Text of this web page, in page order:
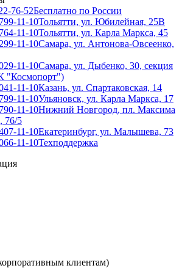
76-52Бесплатно по России
11-10Тольятти, ул. Юбилейная, 25В
11-10Тольятти, ул. Карла Маркса, 45
11-10Самара, ул. Антонова-Овсеенко,
11-10Самара, ул. Дыбенко, 30, секция
"Космопорт")
11-10Казань, ул. Спартаковская, 14
11-10Ульяновск, ул. Карла Маркса, 17
11-10Нижний Новгород, пл. Максима
76/5
11-10Екатеринбург, ул. Малышева, 73
11-10Техподдержка
клиентам)